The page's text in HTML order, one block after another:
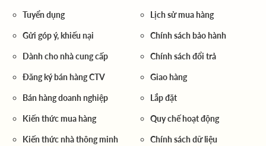
Tuyển dụng
Gửi góp ý, khiếu nại
Dành cho nhà cung cấp
Đăng ký bán hàng CTV
Bán hàng doanh nghiệp
Kiến thức mua hàng
Kiến thức nhà thông minh
Lịch sử mua hàng
Chính sách bảo hành
Chính sách đổi trả
Giao hàng
Lắp đặt
Quy chế hoạt động
Chính sách dữ liệu